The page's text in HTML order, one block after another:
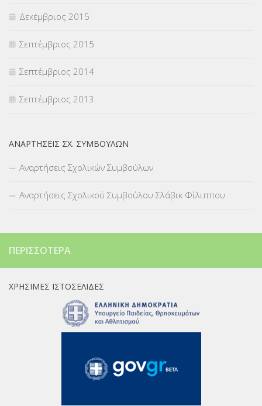
Δεκέμβριος 2015
Σεπτέμβριος 2015
Σεπτέμβριος 2014
Σεπτέμβριος 2013
ΑΝΑΡΤΉΣΕΙΣ ΣΧ. ΣΥΜΒΟΎΛΩΝ
Αναρτήσεις Σχολικών Συμβούλων
Αναρτήσεις Σχολικού Συμβούλου Σλάβικ Φίλιππου
ΠΕΡΙΣΣΌΤΕΡΑ
ΧΡΉΣΙΜΕΣ ΙΣΤΟΣΕΛΊΔΕΣ